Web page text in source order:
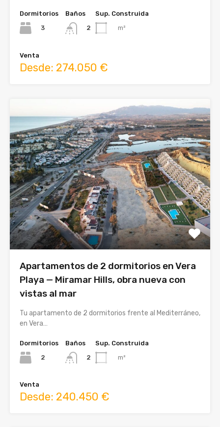
Dormitorios
3
Baños
2
Sup. Construida
m²
Venta
Desde: 274.050 €
Apartamentos de 2 dormitorios en Vera
Playa — Miramar Hills, obra nueva con
vistas al mar
Tu apartamento de 2 dormitorios frente al Mediterráneo,
en Vera…
Dormitorios
2
Baños
2
Sup. Construida
m²
Venta
Desde: 240.450 €